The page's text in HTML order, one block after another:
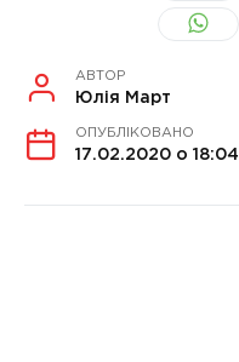
АВТОР
Юлія Март
ОПУБЛІКОВАНО
17.02.2020 о 18:04